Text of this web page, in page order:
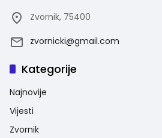
Zvornik, 75400
zvornicki@gmail.com
Kategorije
Najnovije
Vijesti
Zvornik